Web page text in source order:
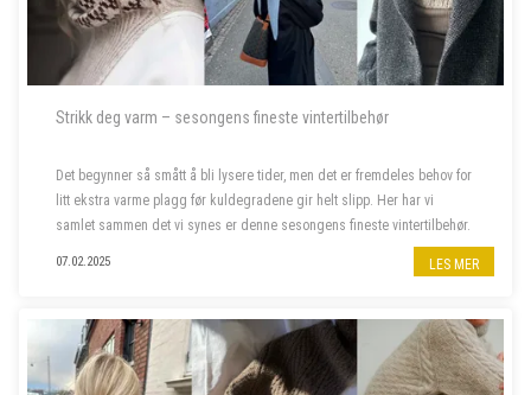
Strikk deg varm – sesongens fineste vintertilbehør
Det begynner så smått å bli lysere tider, men det er fremdeles behov for
litt ekstra varme plagg før kuldegradene gir helt slipp. Her har vi
samlet sammen det vi synes er denne sesongens fineste vintertilbehør.
07.02.2025 LES MER